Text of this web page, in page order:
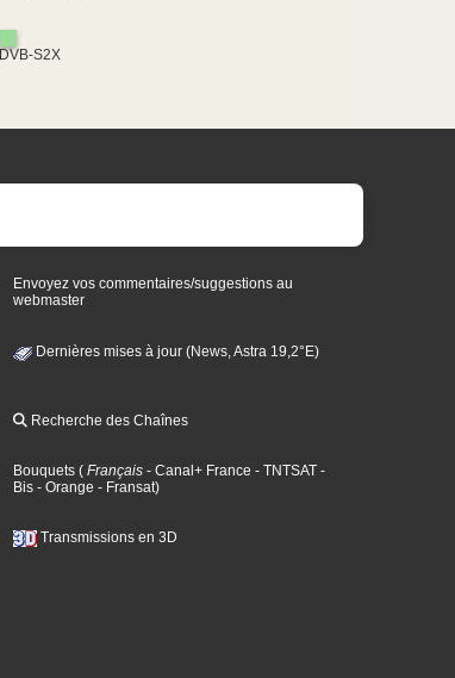
DVB-S2X
Envoyez vos commentaires/suggestions au
webmaster
Dernières mises à jour (News, Astra 19,2°E)
Recherche des Chaînes
Bouquets ( Français - Canal+ France - TNTSAT -
Bis - Orange - Fransat)
Transmissions en 3D